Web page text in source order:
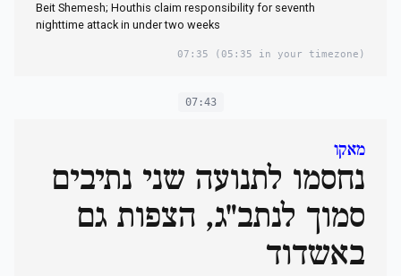
Beit Shemesh; Houthis claim responsibility for seventh
nighttime attack in under two weeks
07:35 (05:35 in your timezone)
07:43
מאקו
נחסמו לתנועה שני נתיבים
סמוך לנתב"ג, הצפות גם
באשדוד